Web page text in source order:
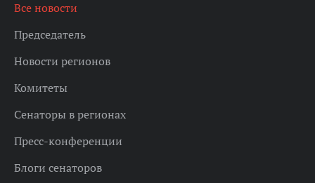
Все новости
Председатель
Новости регионов
Комитеты
Сенаторы в регионах
Пресс-конференции
Блоги сенаторов